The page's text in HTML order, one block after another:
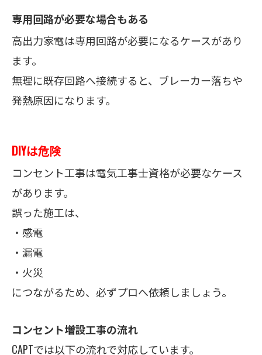
専用回路が必要な場合もある
高出力家電は専用回路が必要になるケースがあり
ます。
無理に既存回路へ接続すると、ブレーカー落ちや
発熱原因になります。
DIYは危険
コンセント工事は電気工事士資格が必要なケース
があります。
誤った施工は、
・感電
・漏電
・火災
につながるため、必ずプロへ依頼しましょう。
コンセント増設工事の流れ
CAPTでは以下の流れで対応しています。